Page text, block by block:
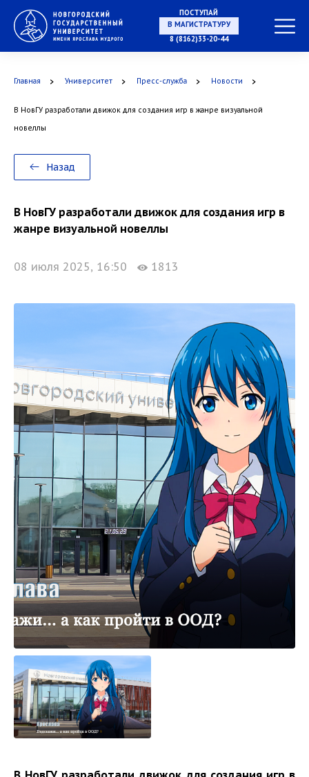
ПОСТУПАЙ
НА СПЕЦИАЛИТЕТ
В МАГИСТРАТУРУ
8 (8162)33-20-44
Главная Университет Пресс-служба Новости
В НовГУ разработали движок для создания игр в жанре визуальной
новеллы
Назад
В НовГУ разработали движок для создания игр в
жанре визуальной новеллы
08 июля 2025, 16:50 1813